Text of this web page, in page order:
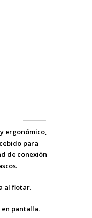
ergonómico,
para
de conexión
al flotar.
pantalla.